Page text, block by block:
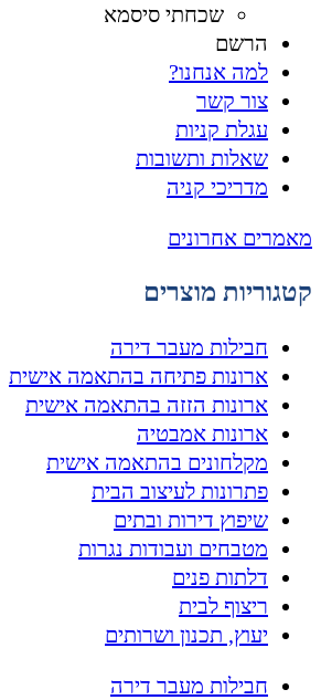
שכחתי סיסמא
הרשם
למה אנחנו?
צור קשר
עגלת קניות
שאלות ותשובות
מדריכי קניה
מאמרים אחרונים
קטגוריות מוצרים
חבילות מעבר דירה
ארונות פתיחה בהתאמה אישית
ארונות הזזה בהתאמה אישית
ארונות אמבטיה
מקלחונים בהתאמה אישית
פתרונות לעיצוב הבית
שיפוץ דירות ובתים
מטבחים ועבודות נגרות
דלתות פנים
ריצוף לבית
יעוץ, תכנון ושרותים
חבילות מעבר דירה